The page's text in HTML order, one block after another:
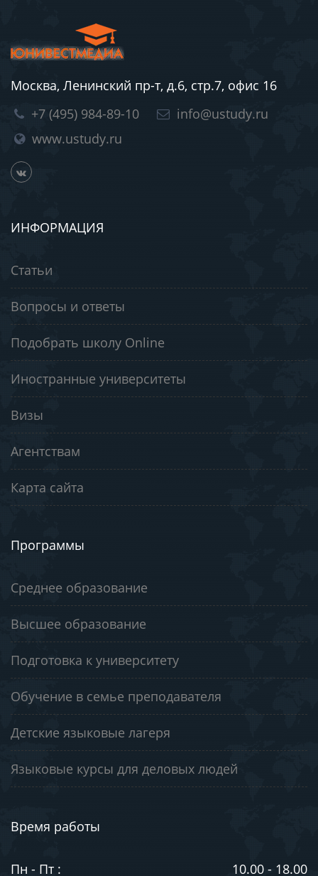
Москва, Ленинский пр-т, д.6, стр.7, офис 16
+7 (495) 984-89-10
info@ustudy.ru
www.ustudy.ru
ИНФОРМАЦИЯ
Статьи
Вопросы и ответы
Подобрать школу Online
Иностранные университеты
Визы
Агентствам
Карта сайта
Программы
Среднее образование
Высшее образование
Подготовка к университету
Обучение в семье преподавателя
Детские языковые лагеря
Языковые курсы для деловых людей
Время работы
Пн - Пт : 10.00 - 18.00